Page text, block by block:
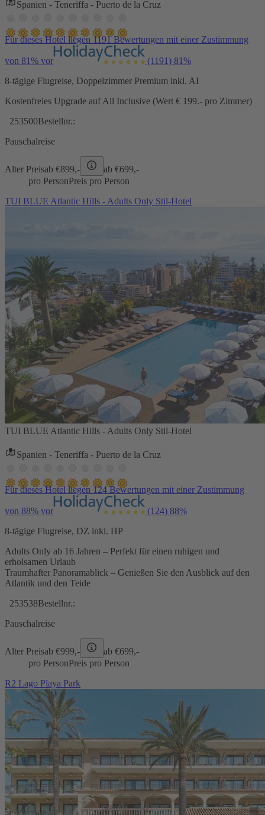
Spanien - Teneriffa - Puerto de la Cruz
Für dieses Hotel liegen 1191 Bewertungen mit einer Zustimmung
von 81% vor (1191) 81%
8-tägige Flugreise, Doppelzimmer Premium inkl. AI
Kostenfreies Upgrade auf All Inclusive (Wert € 199.- pro Zimmer)
253500Bestellnr.:
Pauschalreise
Alter Preisab €899,- ab €699,-
pro PersonPreis pro Person
TUI BLUE Atlantic Hills - Adults Only Stil-Hotel
TUI BLUE Atlantic Hills - Adults Only Stil-Hotel
Spanien - Teneriffa - Puerto de la Cruz
Für dieses Hotel liegen 124 Bewertungen mit einer Zustimmung
von 88% vor (124) 88%
8-tägige Flugreise, DZ inkl. HP
Adults Only ab 16 Jahren – Perfekt für einen ruhigen und
erholsamen Urlaub
Traumhafter Panoramablick – Genießen Sie den Ausblick auf den
Atlantik und den Teide
253538Bestellnr.:
Pauschalreise
Alter Preisab €999,- ab €699,-
pro PersonPreis pro Person
R2 Lago Playa Park